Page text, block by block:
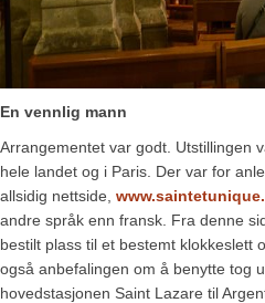
En vennlig mann
Arrangementet var godt. Utstillingen
hele landet og i Paris. Der var for
allsidig nettside,
andre språk enn fransk. Fra denne
bestilt plass til et bestemt klokkeslett
også anbefalingen om å benytte tog
hovedstasjonen Saint Lazare til